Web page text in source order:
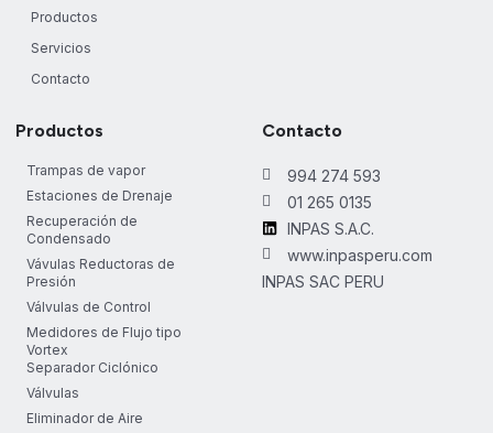
Productos
Servicios
Contacto
Productos
Trampas de vapor
Estaciones de Drenaje
Recuperación de
Condensado
Vávulas Reductoras de
Presión
Válvulas de Control
Medidores de Flujo tipo
Vortex
Separador Ciclónico
Válvulas
Eliminador de Aire
Contacto
994 274 593
01 265 0135
INPAS S.A.C.
www.inpasperu.com
INPAS SAC PERU